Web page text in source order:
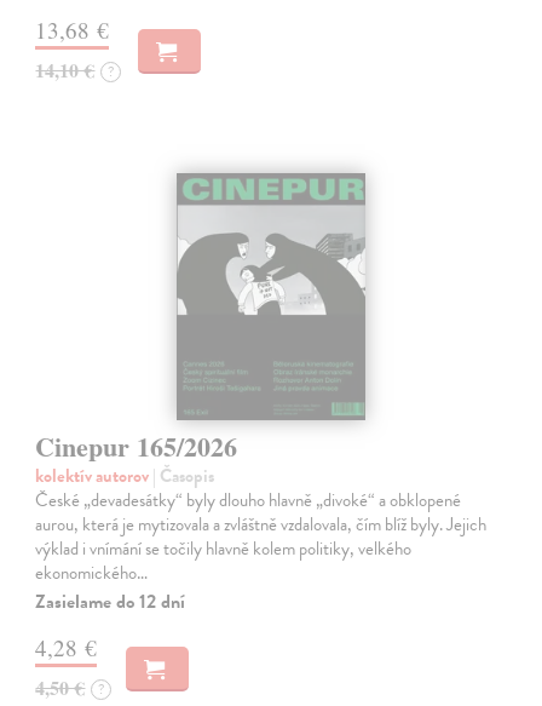
13,68 €
14,10 € ?
Cinepur 165/2026
kolektív autorov| Časopis
České „devadesátky“ byly dlouho hlavně „divoké“ a obklopené
aurou, která je mytizovala a zvláštně vzdalovala, čím blíž byly. Jejich
výklad i vnímání se točily hlavně kolem politiky, velkého
ekonomického…
Zasielame do 12 dní
4,28 €
4,50 € ?